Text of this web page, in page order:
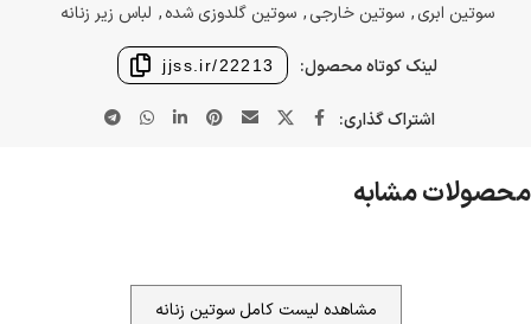
سوتین ابری, سوتین خارجی, سوتین گلدوزی شده, لباس زیر زنانه
لینک کوتاه محصول: jjss.ir/22213
اشتراک گذاری:
محصولات مشابه
مشاهده لیست کامل سوتین زنانه